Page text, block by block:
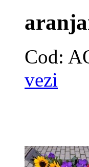
Cod:
vezi